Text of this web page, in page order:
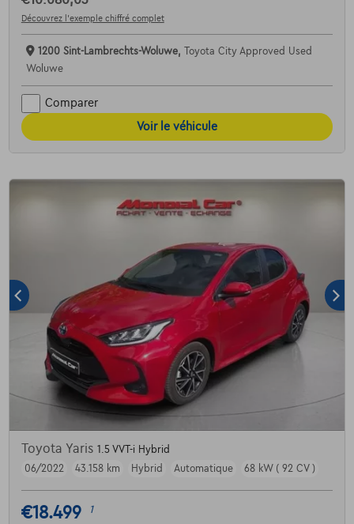
Découvrez l’exemple chiffré complet
1200 Sint-Lambrechts-Woluwe, Toyota City Approved Used
Woluwe
Comparer
Voir le véhicule
Toyota Yaris 1.5 VVT-i Hybrid
06/2022
43.158 km Hybrid Automatique 68 kW ( 92 CV )
€18.499 1